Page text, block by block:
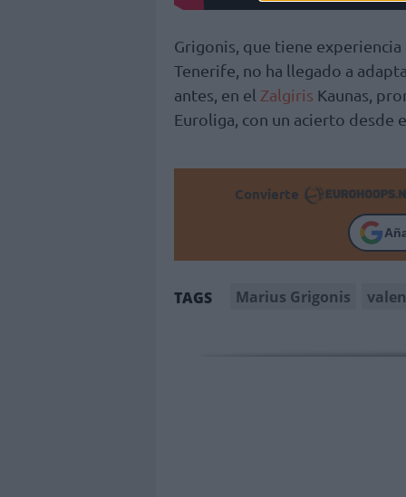
Grigonis, que tiene experiencia
Tenerife, no ha llegado a
antes, en el Zalgiris Kaunas,
Euroliga, con un acierto desde
Convierte
TAGS Marius Grigonis